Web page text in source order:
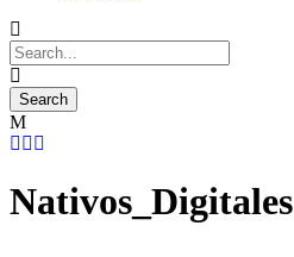
Nativos_Digitales